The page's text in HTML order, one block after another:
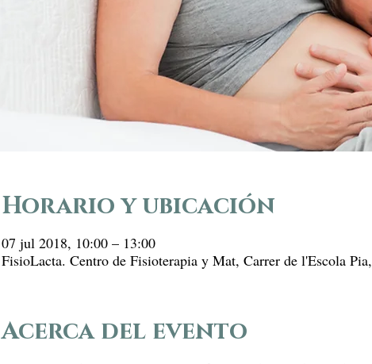
Horario y ubicación
07 jul 2018, 10:00 – 13:00
FisioLacta. Centro de Fisioterapia y Mat, Carrer de l'Escola
Acerca del evento